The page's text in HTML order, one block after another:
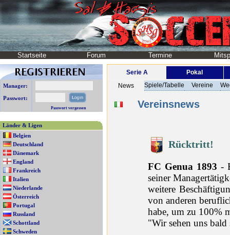
Startseite Forum Termine
Manager:
Passwort:
Passwort vergessen
Länder & Ligen
Belgien
Deutschland
Dänemark
England
Frankreich
Italien
Niederlande
Österreich
Portugal
Russland
Schottland
Schweden
Serie A
Pokal
News
Spiele/Tabelle Vereine
Vereinsnews
Rücktritt!
FC Genua 1893 -
seiner
weitere
von anderen
habe, um zu 100%
"Wir sehen uns